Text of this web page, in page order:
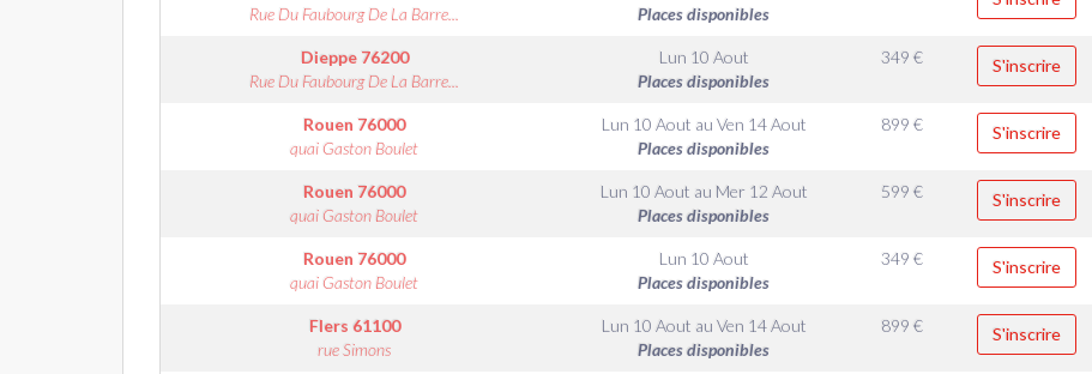
Rue Du Faubourg De La Barre...
Places disponibles
Dieppe 76200
Rue Du Faubourg De La Barre...
Lun 10 Aout
Places disponibles
349 € S'inscrire
Rouen 76000
quai Gaston Boulet
Lun 10 Aout au Ven 14 Aout
Places disponibles
899 € S'inscrire
Rouen 76000
quai Gaston Boulet
Lun 10 Aout au Mer 12 Aout
Places disponibles
599 € S'inscrire
Rouen 76000
quai Gaston Boulet
Lun 10 Aout
Places disponibles
349 € S'inscrire
Flers 61100
rue Simons
Lun 10 Aout au Ven 14 Aout
Places disponibles
899 € S'inscrire